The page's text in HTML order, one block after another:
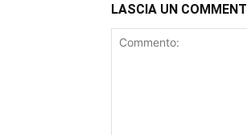
LASCIA UN